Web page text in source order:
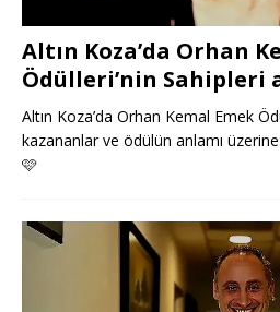
Altın Koza’da Orhan
Ödülleri’nin Sahipleri
Altın Koza’da Orhan Kemal Emek
kazananlar ve ödülün anlamı
🩷